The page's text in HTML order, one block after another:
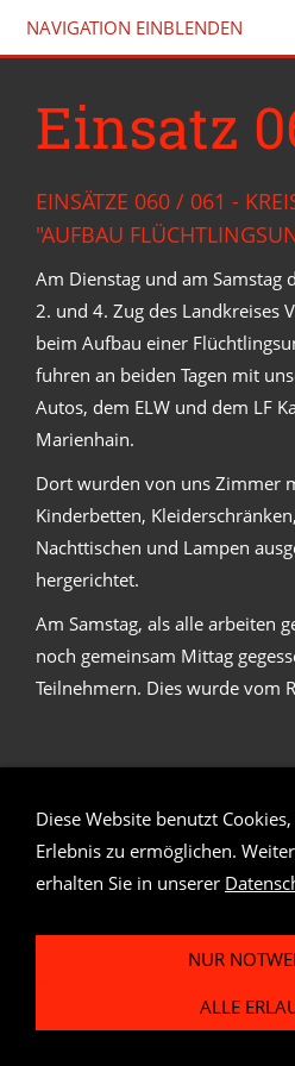
NAVIGATION EINBLENDEN
Einsatz
EINSÄTZE 060 / 061 -
"AUFBAU
Am Dienstag und am Samstag
2. und 4. Zug des Landkreises
beim Aufbau einer
fuhren an beiden Tagen mit
Autos, dem ELW und dem LF
Marienhain.
Dort wurden von uns Zimmer
Kinderbetten,
Nachttischen und Lampen
hergerichtet.
Am Samstag, als alle arbeiten
noch gemeinsam Mittag
Teilnehmern. Dies wurde vom
Impressum|Kontakt
Diese Website benutzt
Erlebnis zu ermöglichen.
erhalten Sie in unserer
NUR
ALLE